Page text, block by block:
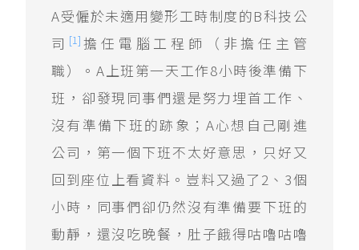
A受僱於未適用變形工時制度的B科技公
司 [1] 擔任電腦工程師（非擔任主管
職）。A上班第一天工作8小時後準備下
班，卻發現同事們還是努力埋首工作、
沒有準備下班的跡象；A心想自己剛進
公司，第一個下班不太好意思，只好又
回到座位上看資料。豈料又過了2、3個
小時，同事們卻仍然沒有準備要下班的
動靜，還沒吃晚餐，肚子餓得咕嚕咕嚕